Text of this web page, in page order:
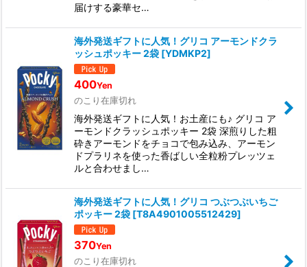
届けする豪華セ…
海外発送ギフトに人気！グリコ アーモンドクラ
ッシュポッキー 2袋 [YDMKP2]
400Yen
のこり在庫切れ
海外発送ギフトに人気！お土産にも♪ グリコ ア
ーモンドクラッシュポッキー 2袋 深煎りした粗
砕きアーモンドをチョコで包み込み、アーモン
ドプラリネを使った香ばしい全粒粉プレッツェ
ルと合わせまし…
海外発送ギフトに人気！グリコ つぶつぶいちご
ポッキー 2袋 [T8A4901005512429]
370Yen
のこり在庫切れ